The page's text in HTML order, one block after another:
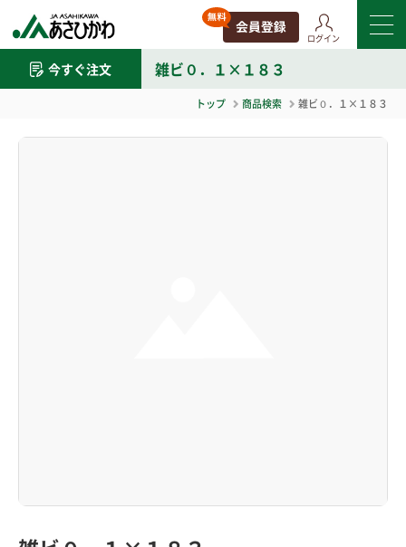
ログイン
今すぐ注文 雑ビ０．１×１８３
トップ 商品検索 雑ビ０．１×１８３